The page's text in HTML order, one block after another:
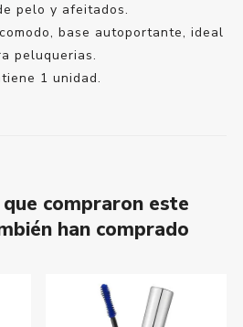
pelo y afeitados.
base autoportante, ideal
peluquerias.
1 unidad.
compraron este
han comprado